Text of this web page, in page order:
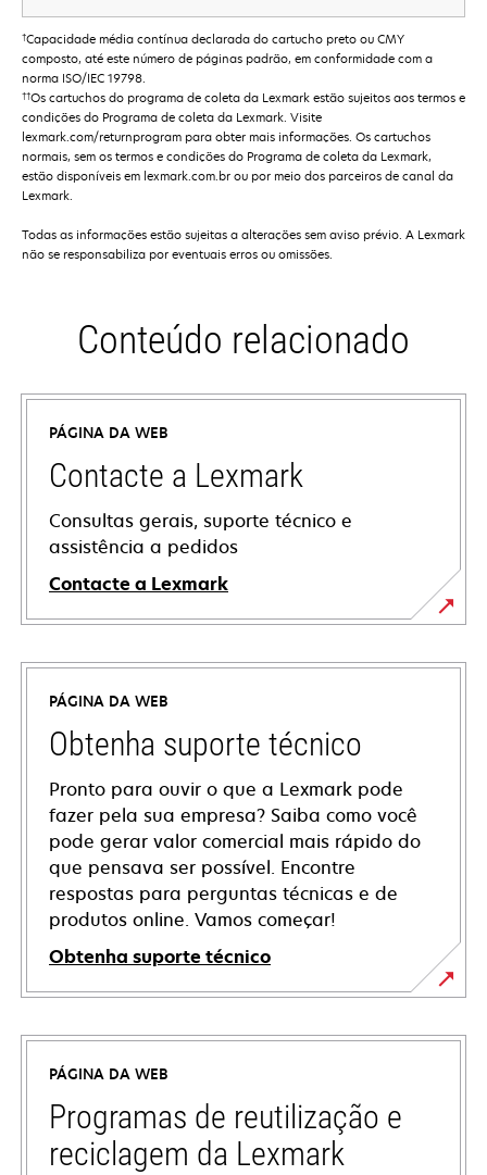
†Capacidade média contínua declarada do cartucho preto ou CMY
composto, até este número de páginas padrão, em conformidade com a
norma ISO/IEC 19798.
††Os cartuchos do programa de coleta da Lexmark estão sujeitos aos termos e
condições do Programa de coleta da Lexmark. Visite
lexmark.com/returnprogram para obter mais informações. Os cartuchos
normais, sem os termos e condições do Programa de coleta da Lexmark,
estão disponíveis em lexmark.com.br ou por meio dos parceiros de canal da
Lexmark.
Todas as informações estão sujeitas a alterações sem aviso prévio. A Lexmark
não se responsabiliza por eventuais erros ou omissões.
Conteúdo relacionado
PÁGINA DA WEB
Contacte a Lexmark
Consultas gerais, suporte técnico e
assistência a pedidos
Contacte a Lexmark
PÁGINA DA WEB
Obtenha suporte técnico
Pronto para ouvir o que a Lexmark pode
fazer pela sua empresa? Saiba como você
pode gerar valor comercial mais rápido do
que pensava ser possível. Encontre
respostas para perguntas técnicas e de
produtos online. Vamos começar!
Obtenha suporte técnico
abre
em
nova
guia
PÁGINA DA WEB
Programas de reutilização e
reciclagem da Lexmark